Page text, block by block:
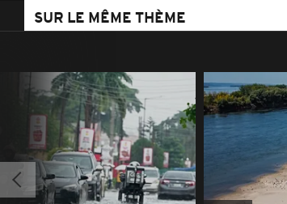
SUR LE MÊME THÈME